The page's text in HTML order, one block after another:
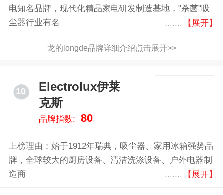
电知名品牌，现代化精品家电研发制造基地，"杀菌"吸
尘器行业有名
【展开】
龙的longde品牌详细介绍点击展开>>
10
Electrolux伊莱
克斯
品牌指数: 80
上榜理由：始于1912年瑞典，吸尘器、家用冰箱强势品
牌，全球较大的厨房设备、清洁洗涤设备、户外电器制
造商
【展开】